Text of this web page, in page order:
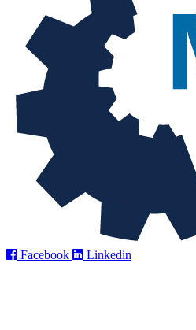
Facebook Linkedin